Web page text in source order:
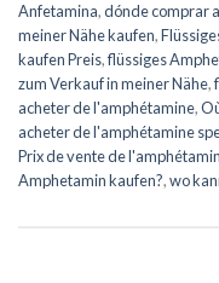
Anfetamina,dónde comprar
meiner Nähe kaufen,
kaufen Preis,flüssiges
zum Verkauf in meiner Nähe,
acheter de l'amphétamine,
acheter de l'amphétamine
Prix de vente de
Amphetamin kaufen?,wo